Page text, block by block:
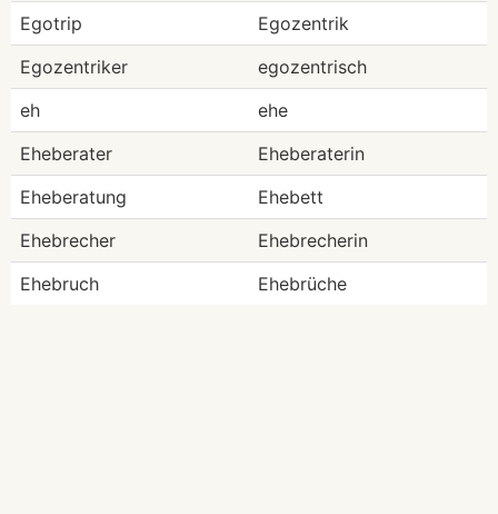
Egotrip
Egozentrik
Egozentriker
egozentrisch
eh
ehe
Eheberater
Eheberaterin
Eheberatung
Ehebett
Ehebrecher
Ehebrecherin
Ehebruch
Ehebrüche